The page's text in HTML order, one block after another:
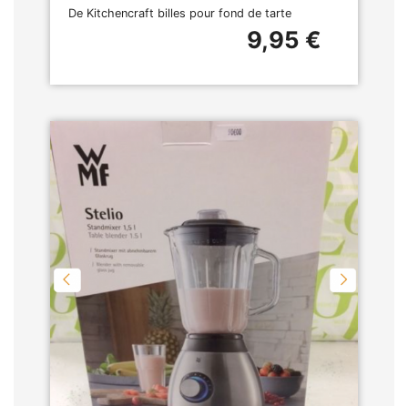
De Kitchencraft billes pour fond de tarte
9,95 €